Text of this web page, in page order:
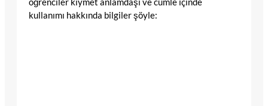
kullanımı hakkında bilgiler şöyle: